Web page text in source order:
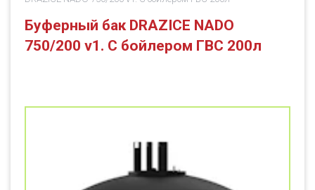
Буферный бак DRAZICE NADO
750/200 v1. С бойлером ГВС 200л